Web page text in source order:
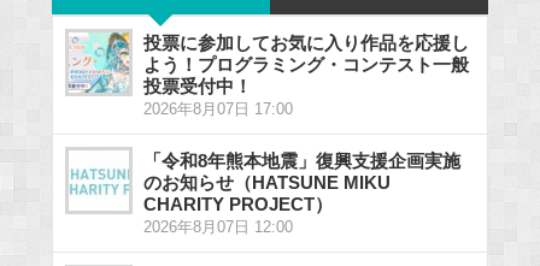
投票に参加してお気に入り作品を応援し
よう！プログラミング・コンテスト一般
投票受付中！
2026年8月07日 17:00
「令和8年熊本地震」復興支援企画実施
のお知らせ（HATSUNE MIKU
CHARITY PROJECT）
2026年8月07日 12:00